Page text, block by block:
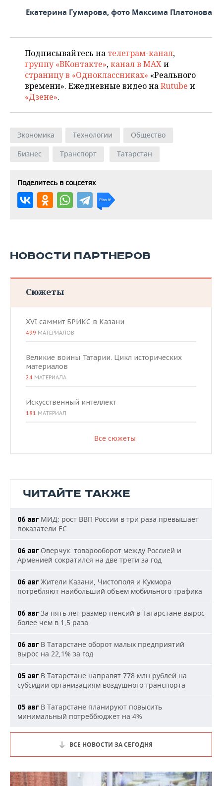
Екатерина Гумарова, фото Максима Платонова
Подписывайтесь на телеграм-канал,
группу «ВКонтакте»,канал в MAXи
страницу в «Одноклассниках» «Реального
времени». Ежедневные видео наRutube и
«Дзене».
Экономика Технологии
Общество
Бизнес
Транспорт Татарстан
Поделитесь в соцсетях
НОВОСТИ ПАРТНЕРОВ
Сюжеты
XVI саммит БРИКС в Казани
499 МАТЕРИАЛОВ
Великие воины Татарии. Цикл исторических
материалов
24 МАТЕРИАЛА
Искусственный интеллект
181 МАТЕРИАЛ
Все сюжеты
ЧИТАЙТЕ ТАКЖЕ
06 авг МИД: рост ВВП России в три раза превышает
показатели ЕС
06 авг Оверчук: товарооборот между Россией и
Арменией сократился на две трети за год
06 авг Жители Казани, Чистополя и Кукмора
потребляют наибольший объем мобильного трафика
06 авг За пять лет размер пенсий в Татарстане вырос
более чем в 1,5 раза
06 авг В Татарстане оборот малых предприятий
вырос на 22,1% за год
05 авг В Татарстане направят 778 млн рублей на
субсидии организациям воздушного транспорта
05 авг В Татарстане планируют повысить
минимальный потреббюджет на 4%
ВСЕ НОВОСТИ ЗА СЕГОДНЯ